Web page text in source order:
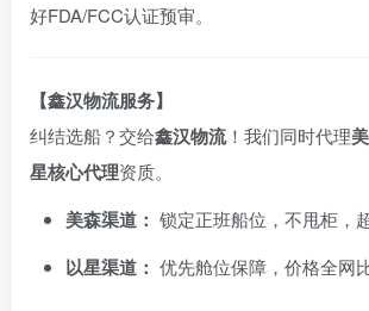
好FDA/FCC认证预审。
【鑫汉物流服务】
纠结选船？交给鑫汉物流！我们同时代理
星核心代理资质。
美森渠道： 锁定正班船位，不甩柜，
以星渠道： 优先舱位保障，价格全网比